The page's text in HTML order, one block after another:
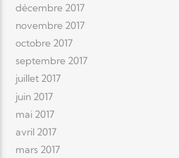
décembre 2017
novembre 2017
octobre 2017
septembre 2017
juillet 2017
juin 2017
mai 2017
avril 2017
mars 2017